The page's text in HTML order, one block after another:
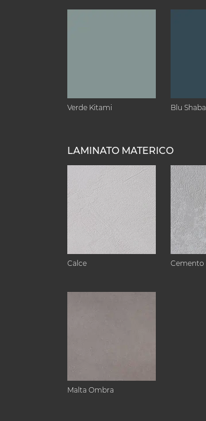
Verde Kitami Blu Shaba
LAMINATO MATERICO
Calce Cemento
Malta Ombra